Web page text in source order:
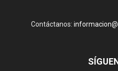
Contáctanos: